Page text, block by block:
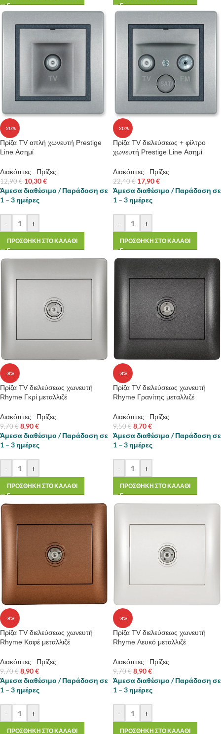
-20%
Πρίζα TV απλή χωνευτή Prestige
Line Ασημί
Διακόπτες - Πρίζες
12,90€ 10,30€
Άμεσα διαθέσιμο / Παράδοση σε
1 – 3 ημέρες
- +
ΠΡΟΣΘΗΚΗ ΣΤΟ ΚΑΛΑΘΙ
-20%
Πρίζα TV διελεύσεως + φίλτρο
χωνευτή Prestige Line Ασημί
Διακόπτες - Πρίζες
22,40€ 17,90€
Άμεσα διαθέσιμο / Παράδοση σε
1 – 3 ημέρες
- +
ΠΡΟΣΘΗΚΗ ΣΤΟ ΚΑΛΑΘΙ
-8%
Πρίζα TV διελεύσεως χωνευτή
Rhyme Γκρί μεταλλιζέ
Διακόπτες - Πρίζες
9,70€ 8,90€
Άμεσα διαθέσιμο / Παράδοση σε
1 – 3 ημέρες
- +
ΠΡΟΣΘΗΚΗ ΣΤΟ ΚΑΛΑΘΙ
-8%
Πρίζα TV διελεύσεως χωνευτή
Rhyme Γρανίτης μεταλλιζέ
Διακόπτες - Πρίζες
9,50€ 8,70€
Άμεσα διαθέσιμο / Παράδοση σε
1 – 3 ημέρες
- +
ΠΡΟΣΘΗΚΗ ΣΤΟ ΚΑΛΑΘΙ
-8%
Πρίζα TV διελεύσεως χωνευτή
Rhyme Καφέ μεταλλιζέ
Διακόπτες - Πρίζες
9,70€ 8,90€
Άμεσα διαθέσιμο / Παράδοση σε
1 – 3 ημέρες
- +
ΠΡΟΣΘΗΚΗ ΣΤΟ ΚΑΛΑΘΙ
-8%
Πρίζα TV διελεύσεως χωνευτή
Rhyme Λευκό μεταλλιζέ
Διακόπτες - Πρίζες
9,70€ 8,90€
Άμεσα διαθέσιμο / Παράδοση σε
1 – 3 ημέρες
- +
ΠΡΟΣΘΗΚΗ ΣΤΟ ΚΑΛΑΘΙ